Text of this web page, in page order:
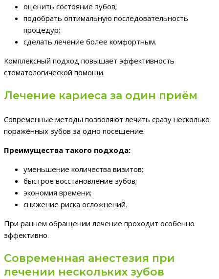
оценить состояние зубов;
подобрать оптимальную последовательность
процедур;
сделать лечение более комфортным.
Комплексный подход повышает эффективность
стоматологической помощи.
Лечение кариеса за один приём
Современные методы позволяют лечить сразу несколько
поражённых зубов за одно посещение.
Преимущества такого подхода:
уменьшение количества визитов;
быстрое восстановление зубов;
экономия времени;
снижение риска осложнений.
При раннем обращении лечение проходит особенно
эффективно.
Современная анестезия при
лечении нескольких зубов